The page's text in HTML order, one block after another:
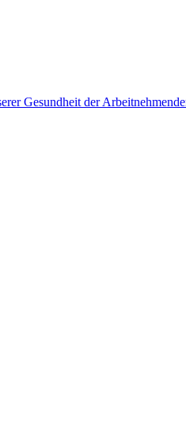
Gesundheit der